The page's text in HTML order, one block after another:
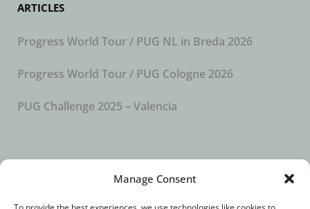
Manage Consent
ARTICLES
Progress World Tour / PUG NL in Breda 2026
Progress World Tour / PUG Cologne 2026
PUG Challenge 2025 – Valencia